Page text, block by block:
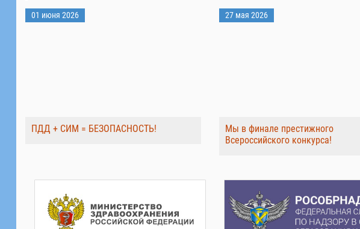
01 июня 2026
ПДД + СИМ = БЕЗОПАСНОСТЬ!
27 мая 2026
Мы в финале престижного
Всероссийского конкурса!